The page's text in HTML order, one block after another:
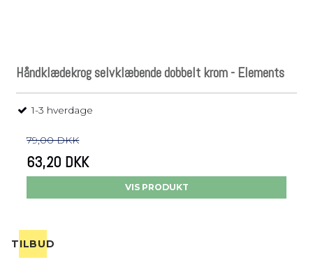
Håndklædekrog selvklæbende dobbelt krom - Elements
1-3 hverdage
79,00 DKK
63,20 DKK
VIS PRODUKT
TILBUD